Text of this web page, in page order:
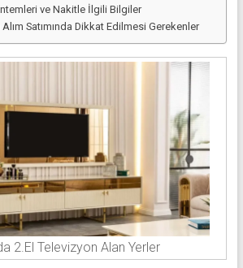
ve Nakitle İlgili Bilgiler
Satımında Dikkat Edilmesi Gerekenler
2.El Televizyon Alan Yerler